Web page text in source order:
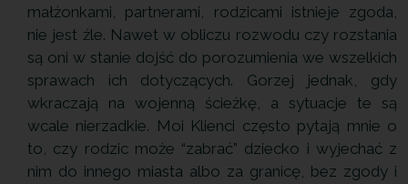
małżonkami, partnerami, rodzicami istnieje zgoda,
nie jest źle. Nawet w obliczu rozwodu czy rozstania
są oni w stanie dojść do porozumienia we wszelkich
sprawach ich dotyczących. Gorzej jednak, gdy
wkraczają na wojenną ścieżkę, a sytuacje te są
wcale nierzadkie. Moi Klienci często pytają mnie o
to, czy rodzic może “zabrać” dziecko i wyjechać z
nim do innego miasta albo za granicę, bez zgody i